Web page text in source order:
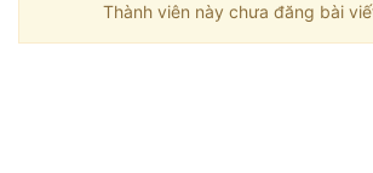
Thành viên này chưa đăng bài